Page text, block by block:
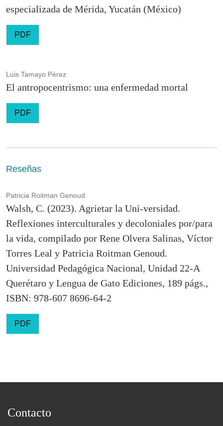
especializada de Mérida, Yucatán (México)
PDF
Luis Tamayo Pérez
El antropocentrismo: una enfermedad mortal
PDF
Reseñas
Patricia Roitman Genoud
Walsh, C. (2023). Agrietar la Uni-versidad.
Reflexiones interculturales y decoloniales por/para
la vida, compilado por Rene Olvera Salinas, Víctor
Torres Leal y Patricia Roitman Genoud.
Universidad Pedagógica Nacional, Unidad 22-A
Querétaro y Lengua de Gato Ediciones, 189 págs.,
ISBN: 978-607 8696-64-2
PDF
Contacto